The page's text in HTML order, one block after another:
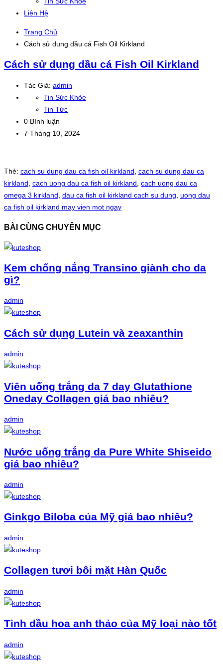
Liên Hệ
Trang Chủ
Cách sử dụng dầu cá Fish Oil Kirkland
Cách sử dụng dầu cá Fish Oil Kirkland
Tác Giả: admin
Tin Sức Khỏe
Tin Tức
0 Bình luận
7 Tháng 10, 2024
Thẻ: cach su dung dau ca fish oil kirkland cach su dung dau ca
kirkland cach uong dau ca fish oil kirkland cach uong dau ca
omega 3 kirkland dau ca fish oil kirkland cach su dung uong dau
ca fish oil kirkland may vien mot ngay
BÀI CÙNG CHUYÊN MỤC
Kem chống nắng Transino giành cho da
gì?
admin
Cách sử dụng Lutein và zeaxanthin
admin
Viên uống trắng da 7 day Glutathione
Oneday Collagen giá bao nhiêu?
admin
Nước uống trắng da Pure White Shiseido
giá bao nhiêu?
admin
Ginkgo Biloba của Mỹ giá bao nhiêu?
admin
Collagen tươi bôi mặt Hàn Quốc
admin
Tinh dầu hoa anh thảo của Mỹ loại nào tốt
admin